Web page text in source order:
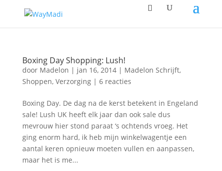
Boxing Day Shopping: Lush!
door Madelon | jan 16, 2014| Madelon Schrijft,
Shoppen, Verzorging| 6 reacties
Boxing Day. De dag na de kerst betekent in Engeland
sale! Lush UK heeft elk jaar dan ook sale dus
mevrouw hier stond paraat ‘s ochtends vroeg. Het
ging enorm hard, ik heb mijn winkelwagentje een
aantal keren opnieuw moeten vullen en aanpassen,
maar het is me...